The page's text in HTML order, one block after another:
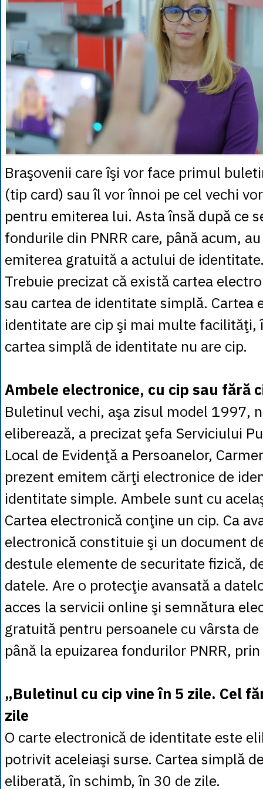
Braşovenii care îşi vor face primul
(tip card) sau îl vor înnoi pe cel vechi
pentru emiterea lui. Asta însă după ce
fondurile din PNRR care, până acum,
emiterea gratuită a actului de
Trebuie precizat că există cartea
sau cartea de identitate simplă. Cartea
identitate are cip şi mai multe facilităţi,
cartea simplă de identitate nu are cip.
Ambele electronice, cu cip sau fără
Buletinul vechi, aşa zisul model 1997,
eliberează, a precizat şefa Serviciului
Local de Evidenţă a Persoanelor,
prezent emitem cărţi electronice de
identitate simple. Ambele sunt cu
Cartea electronică conţine un cip. Ca
electronică constituie şi un document
destule elemente de securitate fizică,
datele. Are o protecţie avansată a
acces la servicii online şi semnătura
gratuită pentru persoanele cu vârsta
până la epuizarea fondurilor PNRR,
„Buletinul cu cip vine în 5 zile. Cel
zile
O carte electronică de identitate este
potrivit aceleiaşi surse. Cartea simplă
eliberată, în schimb, în 30 de zile.